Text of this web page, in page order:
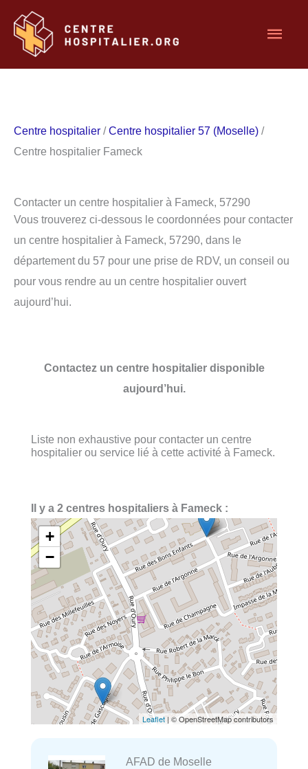
contenu
Centre hospitalier /Centre hospitalier 57 (Moselle) /
Centre hospitalier Fameck
Contacter un centre hospitalier à Fameck, 57290
Vous trouverez ci-dessous le coordonnées pour contacter
un centre hospitalier à Fameck, 57290, dans le
département du 57 pour une prise de RDV, un conseil ou
pour vous rendre au un centre hospitalier ouvert
aujourd’hui.
Contactez un centre hospitalier disponible
aujourd’hui.
Liste non exhaustive pour contacter un centre
hospitalier ou service lié à cette activité à Fameck.
Il y a 2 centres hospitaliers à Fameck :
+
−
Leaflet | © OpenStreetMap contributors
AFAD de Moselle